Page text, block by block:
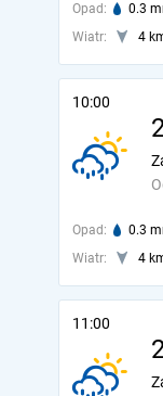
Opad: 0.3
Wiatr:
4
10:00
Opad: 0.3
Wiatr:
4
11:00